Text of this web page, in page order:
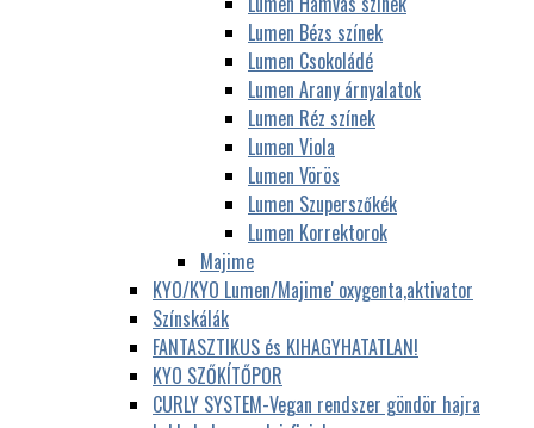
Lumen Bézs színek
Lumen Csokoládé
Lumen Arany árnyalatok
Lumen Réz színek
Lumen Viola
Lumen Vörös
Lumen Szuperszőkék
Lumen Korrektorok
Majime
KYO/KYO Lumen/Majime' oxygenta,aktivator
Színskálák
FANTASZTIKUS és KIHAGYHATATLAN!
KYO SZŐKÍTŐPOR
CURLY SYSTEM-Vegan rendszer göndör hajra